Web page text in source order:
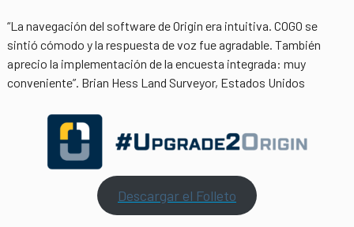
“La navegación del software de Origin era intuitiva. COGO se
sintió cómodo y la respuesta de voz fue agradable. También
aprecio la implementación de la encuesta integrada: muy
conveniente”. Brian Hess Land Surveyor, Estados Unidos
Descargar el Folleto